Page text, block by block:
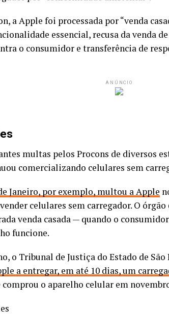
a Apple foi processada por “venda
essencial, recusa da venda
o consumidor e transferência de
ANÚNCIO
multas pelos Procons de diversos
comercializando celulares sem
Janeiro, por exemplo, multou a Apple
celulares sem carregador. O
venda casada — quando o
funcione.
o Tribunal de Justiça do Estado de São
a entregar, em até 10 dias, um
o aparelho celular em